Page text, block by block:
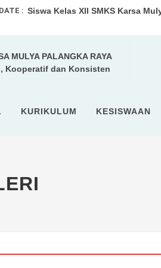
: Siswa Kelas XII SMKS Karsa
SMKS Karsa Mulya Palangka
O2SN Tingkat SMA/SMK Kota
SISWA SMKS KARSA MULYA
MULYA PALANGKA RAYA
Kooperatif dan Konsisten
KURIKULUM KESISWAAN